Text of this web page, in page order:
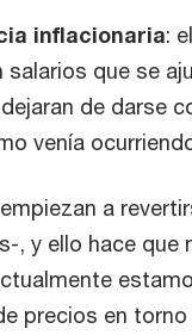
inflacionaria:
salarios que se
de darse
venía
a
, y ello hace
precios en